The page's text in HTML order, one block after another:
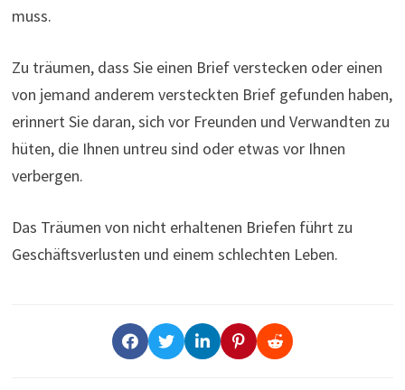
muss.
Zu träumen, dass Sie einen Brief verstecken oder einen
von jemand anderem versteckten Brief gefunden haben,
erinnert Sie daran, sich vor Freunden und Verwandten zu
hüten, die Ihnen untreu sind oder etwas vor Ihnen
verbergen.
Das Träumen von nicht erhaltenen Briefen führt zu
Geschäftsverlusten und einem schlechten Leben.